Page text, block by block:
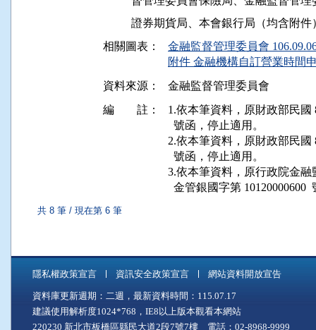
相關圖表：
金融監督管理委員會
附件 金融機構自訂營業時間
資料來源：
金融監督管理委員會
編 註：
1.依本筆資料，原財政部民國
  號函，停止適用。
2.依本筆資料，原財政部民國
  號函，停止適用。
3.依本筆資料，原行政院金融
共 8 筆 / 現在第 6 筆
隱私權政策宣言 資訊安全政策宣言 網站資料開放宣告
資料庫更新週期：二週，最新資料時間：115.07.17
建議使用解析度1024*768，IE8以上版本觀看本網站
220230 新北市板橋區縣民大道2段7號7樓 電話：02-8968-9999